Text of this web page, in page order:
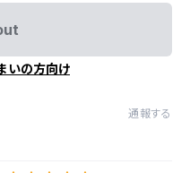
いの方向け
通報する